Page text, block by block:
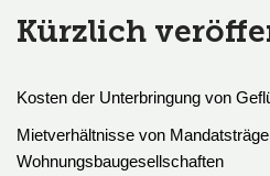
Kürzlich
Kosten der Unterbringung von
Mietverhältnisse von
Wohnungsbaugesellschaften